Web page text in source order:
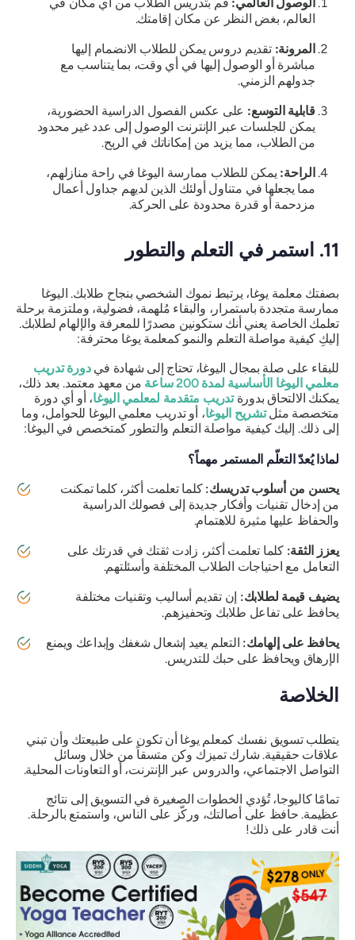
الوصول العالمي: قم بتدريس الطلاب من أي مكان في
العالم، بغض النظر عن مكان إقامتك.
المرونة:تقديم دروس يمكن للطلاب الانضمام إليها
مباشرة أو الوصول إليها في أي وقت، بما يتناسب مع
جدولهم الزمني.
قابلية التوسع:على عكس الفصول الدراسية الحضورية،
يمكن للجلسات عبر الإنترنت الوصول إلى عدد غير محدود
من الطلاب، مما يزيد من إمكاناتك في الربح.
الراحة:يمكن للطلاب ممارسة اليوغا في راحة منازلهم،
مما يجعلها في متناول أولئك الذين لديهم جداول أعمال
مزدحمة أو قدرة محدودة على الحركة.
11. استمر في التعلم والتطور
بصفتك معلمة يوغا، يرتبط نموك الشخصي بنجاح طلابك. اليوغا
ممارسة متجددة باستمرار، والبقاء مُلهمة، فضولية، وملتزمة برحلة
تعلمك الخاصة يعني أنك ستكونين مصدرًا للمعرفة والإلهام لطلابك.
إليكِ كيفية مواصلة التعلم والنمو كمعلمة يوغا محترفة:
للبقاء على صلة بمجال اليوغا، تحتاج إلى شهادة في دورة تدريب
معلمي اليوغا الأساسية لمدة 200 ساعة
من معهد معتمد. بعد ذلك،
يمكنك الالتحاق بدورةتدريب متقدمة لمعلمي اليوغا، أو أي دورة
متخصصة مثل تشريح اليوغا، أو تدريب معلمي اليوغا للحوامل، وما
إلى ذلك. إليك كيفية مواصلة التعلم والتطور كمتخصص في اليوغا:
لماذا يُعدّ التعلّم المستمر مهماً؟
يحسن من أسلوب تدريسك:كلما تعلمت أكثر، كلما تمكنت
من إدخال تقنيات وأفكار جديدة إلى فصولك الدراسية
والحفاظ عليها مثيرة للاهتمام.
يعزز الثقة:كلما تعلمت أكثر، زادت ثقتك في قدرتك على
التعامل مع احتياجات الطلاب المختلفة وأسئلتهم.
يضيف قيمة لطلابك:إن تقديم أساليب وتقنيات مختلفة
يحافظ على تفاعل طلابك وتحفيزهم.
يحافظ على إلهامك:التعلم يعيد إشعال شغفك وإبداعك ويمنع
الإرهاق ويحافظ على حبك للتدريس.
الخلاصة
يتطلب تسويق نفسك كمعلم يوغا أن تكون على طبيعتك وأن تبني
علاقات حقيقية. شارك تميزك وكن متسقاً من خلال وسائل
التواصل الاجتماعي، والدروس عبر الإنترنت، أو التعاونات المحلية.
تمامًا كاليوجا، تُؤدي الخطوات الصغيرة في التسويق إلى نتائج
عظيمة. حافظ على أصالتك، وركّز على الناس، واستمتع بالرحلة.
أنت قادر على ذلك!